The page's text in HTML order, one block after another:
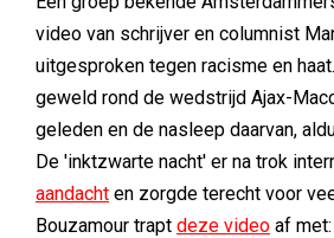
video van schrijver en columnist
uitgesproken tegen racisme en
geweld rond de wedstrijd Ajax-
geleden en de nasleep daarvan,
De 'inktzwarte nacht' er na trok
aandacht en zorgde terecht voor
Bouzamour trapt deze video af